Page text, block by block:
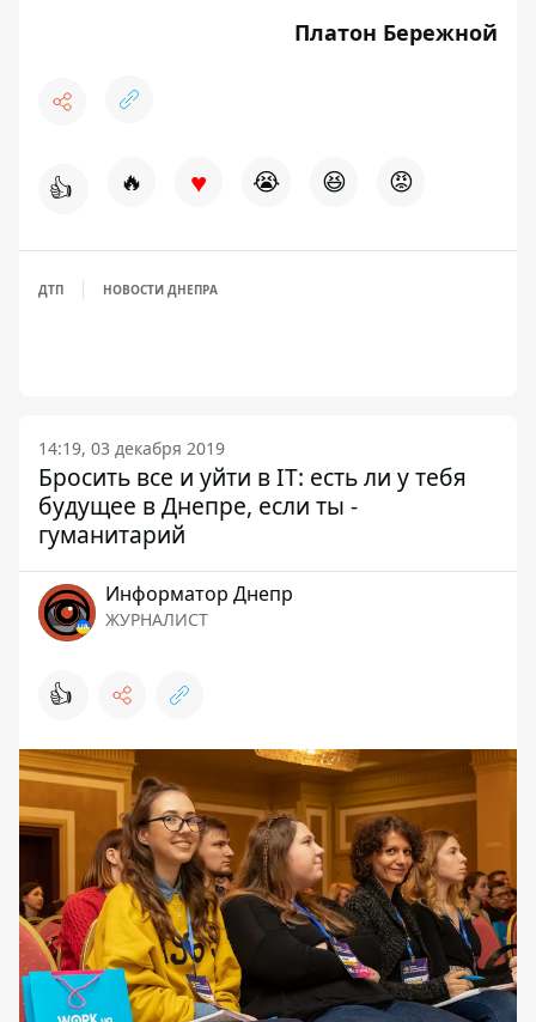
Платон Бережной
👍 🔥 ♥ 😭 😆 😡
ДТП НОВОСТИ ДНЕПРА
14:19, 03 декабря 2019
Бросить все и уйти в IT: есть ли у тебя
будущее в Днепре, если ты -
гуманитарий
Информатор Днепр
ЖУРНАЛИСТ
👍